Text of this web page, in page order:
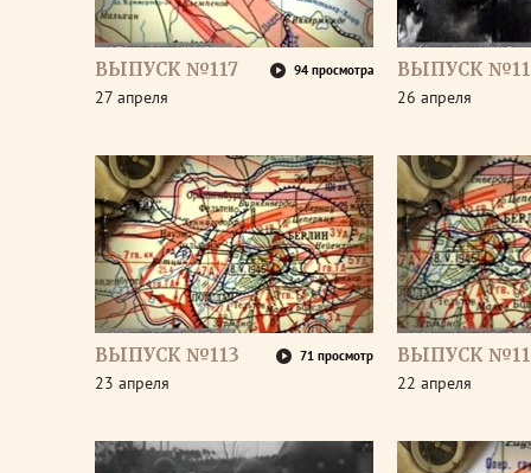
ВЫПУСК №117 94 просмотра
27 апреля
ВЫПУСК
26 апреля
ВЫПУСК №113 71 просмотр
23 апреля
ВЫПУСК
22 апреля